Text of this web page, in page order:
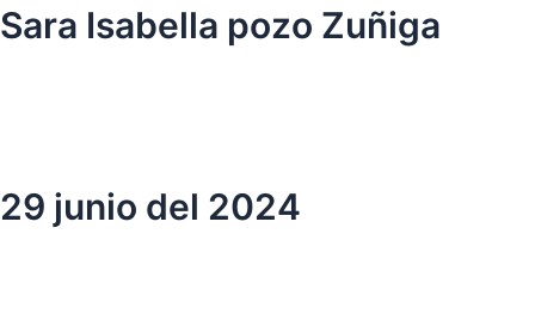
Ir
al
Sara Isabella pozo Zuñiga
29 junio del 2024